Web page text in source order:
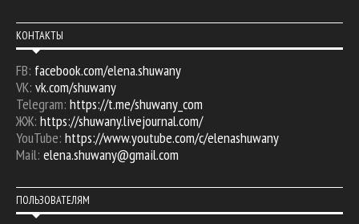
КОНТАКТЫ
FB: facebook.com/elena.shuwany
VK: vk.com/shuwany
Telegram: https://t.me/shuwany_com
ЖЖ: https://shuwany.livejournal.com/
YouTube: https://www.youtube.com/c/elenashuwany
Mail: elena.shuwany@gmail.com
ПОЛЬЗОВАТЕЛЯМ